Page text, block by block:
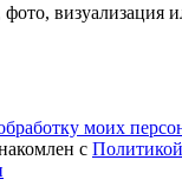
визуализация
моих
с Политикой